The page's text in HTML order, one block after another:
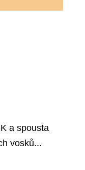
a spousta
vosků...